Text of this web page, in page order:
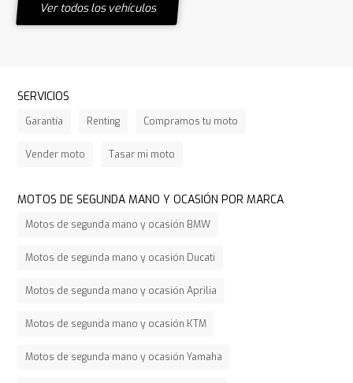
Ver todos los vehículos
SERVICIOS
Garantía Renting Compramos tu moto
Vender moto Tasar mi moto
MOTOS DE SEGUNDA MANO Y OCASIÓN POR MARCA
Motos de segunda mano y ocasión BMW
Motos de segunda mano y ocasión Ducati
Motos de segunda mano y ocasión Aprilia
Motos de segunda mano y ocasión KTM
Motos de segunda mano y ocasión Yamaha